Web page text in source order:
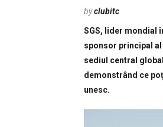
byclubitc
SGS, lider mondial
sponsor principal
sediul central
demonstrând ce
unesc.